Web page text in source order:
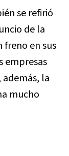
se refirió
de la
freno en sus
empresas
la
mucho